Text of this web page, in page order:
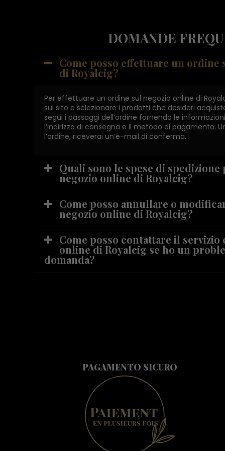
DOMANDE
Come posso effettuare un ordine
di Royalcig?
Per effettuare un ordine sul negozio online di
sul sito e selezionare i prodotti che desideri
segui i passaggi dell’ordine fornendo le
l’indirizzo di consegna e il metodo di pagamento.
l’ordine, riceverai un’e-mail di conferma.
Quali sono le spese di
negozio online di Royalcig?
Come posso annullare o
negozio online di Royalcig?
Come posso contattare il
online di Royalcig se ho un
domanda?
PAGAMENTO SICURO